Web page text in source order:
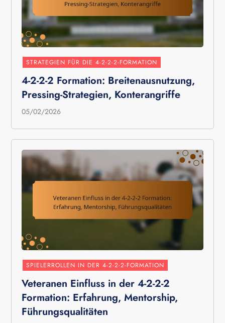
STRATEGIEN FÜR DIE 4-2-2-2-FORMATION
4-2-2-2 Formation: Breitenausnutzung,
Pressing-Strategien, Konterangriffe
05/02/2026
SPIELERROLLEN IN DER 4-2-2-2-FORMATION
Veteranen Einfluss in der 4-2-2-2
Formation: Erfahrung, Mentorship,
Führungsqualitäten